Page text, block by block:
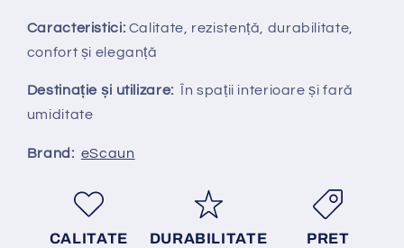
Caracteristici: Calitate, rezistență, durabilitate,
confort și eleganță
Destinație și utilizare: În spații interioare și fară
umiditate
Brand: eScaun
CALITATE DURABILITATE PRET